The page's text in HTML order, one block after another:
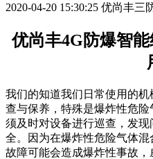
2020-04-20 15:30:25 优尚丰三
优尚丰4G防爆智
我们的知道我们日常使用的
查与保养，特殊是爆炸性危
须及时对设备进行巡查，发
全。因为在爆炸性危险气体
故障可能会造成爆炸性事故